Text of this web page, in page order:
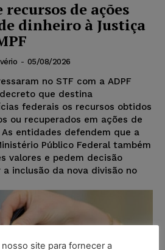
de ações
dinheiro à Justiça
- 05/08/2026
no STF com a ADPF
que destina
federais os recursos obtidos
ou recuperados em ações de
entidades defendem que a
Público Federal também
valores e pedem decisão
inclusão da nova divisão no
site para fornecer a